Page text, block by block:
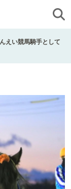
えい競馬騎手として